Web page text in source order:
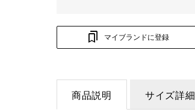
マイブランドに登録
商品説明 サイズ詳細